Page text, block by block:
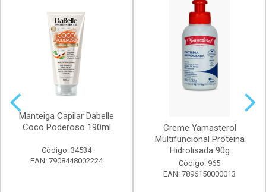
Manteiga Capilar Dabelle
Coco Poderoso 190ml
Código: 34534
EAN: 7908448002224
Creme Yamasterol
Multifuncional Proteina
Hidrolisada 90g
Código: 965
EAN: 7896150000013